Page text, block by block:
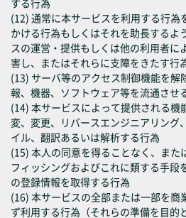
する行為
(12) 通常に本サービスを利用する行為
かける行為もしくはそれを助長するよ
スの運営・提供もしくは他の利用者に
害し、またはそれらに支障をきたす行
(13) サーバ等のアクセス制御機能を解
報、機器、ソフトウェア等を流通させ
(14) 本サービスによって提供される機
変、変更、リバースエンジニアリング
イル、翻訳あるいは解析する行為
(15) 本人の同意を得ることなく、また
フィッシングおよびこれに類する手段
の登録情報を取得する行為
(16) 本サービスの全部または一部を商
ず利用する行為（それらの準備を目的